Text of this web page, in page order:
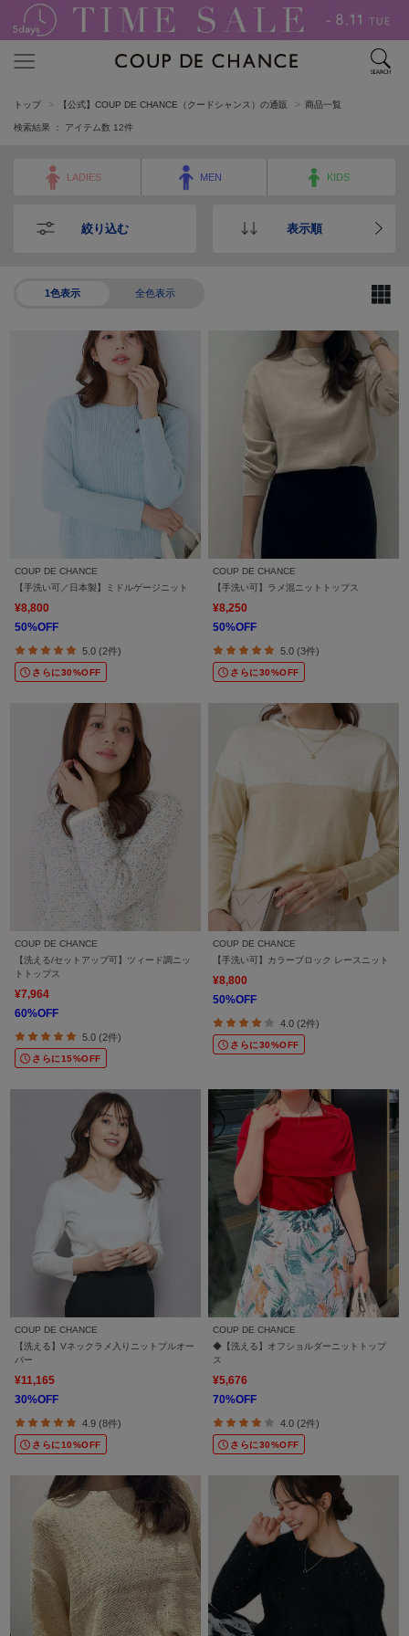
トップ 【公式】COUP DE CHANCE（クードシャンス）の通販 商品一覧
検索結果 ： アイテム数 12件
LADIES MEN KIDS
絞り込む 表示順
1色表示 全色表示
COUP DE CHANCE
【手洗い可／日本製】ミドルゲージニット
¥8,800
50%OFF
5.0 (2件)
さらに30%OFF
COUP DE CHANCE
【手洗い可】ラメ混ニットトップス
¥8,250
50%OFF
5.0 (3件)
さらに30%OFF
COUP DE CHANCE
【洗える/セットアップ可】ツィード調ニッ
トトップス
¥7,964
60%OFF
5.0 (2件)
さらに15%OFF
COUP DE CHANCE
【手洗い可】カラーブロック レースニット
¥8,800
50%OFF
4.0 (2件)
さらに30%OFF
COUP DE CHANCE
【洗える】Vネックラメ入りニットプルオー
バー
¥11,165
30%OFF
4.9 (8件)
さらに10%OFF
COUP DE CHANCE
◆【洗える】オフショルダーニットトップ
ス
¥5,676
70%OFF
4.0 (2件)
さらに30%OFF